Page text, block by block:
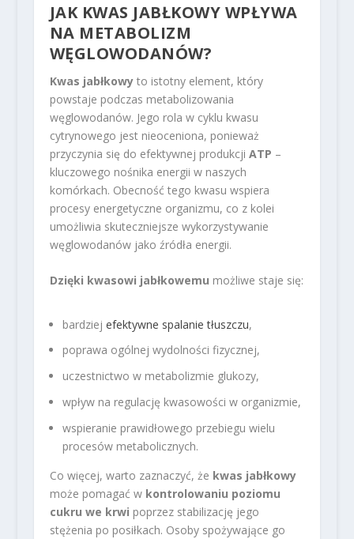
JAK KWAS JABŁKOWY WPŁYWA
NA METABOLIZM
WĘGLOWODANÓW?
Kwas jabłkowyto istotny element, który
powstaje podczas metabolizowania
węglowodanów. Jego rola w cyklu kwasu
cytrynowego jest nieoceniona, ponieważ
przyczynia się do efektywnej produkcji ATP –
kluczowego nośnika energii w naszych
komórkach. Obecność tego kwasu wspiera
procesy energetyczne organizmu, co z kolei
umożliwia skuteczniejsze wykorzystywanie
węglowodanów jako źródła energii.
Dzięki kwasowi jabłkowemu możliwe staje się:
bardziej efektywne spalanie tłuszczu,
poprawa ogólnej wydolności fizycznej,
uczestnictwo w metabolizmie glukozy,
wpływ na regulację kwasowości w organizmie,
wspieranie prawidłowego przebiegu wielu
procesów metabolicznych.
Co więcej, warto zaznaczyć, że kwas jabłkowy
może pomagać w kontrolowaniu poziomu
cukru we krwi poprzez stabilizację jego
stężenia po posiłkach. Osoby spożywające go